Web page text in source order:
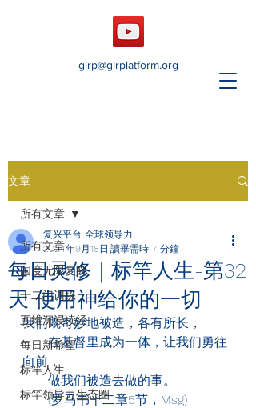
glrp@glrplatform.org
文章
所有文章
国度无限复兴
十二门训练
五维沉浸读经
每日新希望
标竿人生
标竿领导力生态圈
所有文章
每日灵修｜标竿人生-第32
天 使用神给你的一切
复兴平台 全球领导力
2024年9月18日 讀畢需時 7 分鐘
我们既奇妙地被造，各有所长，
在基督里成为一体，让我们勇往
向前，
做我们被造去做的事。
(罗马书十二章5节，Msg)